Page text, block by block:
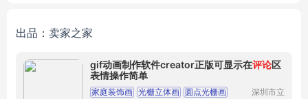
出品：卖家之家
gif动画制作软件creator正版可显示在评论区
表情操作简单
家庭装饰画 光栅立体画 圆点光栅画
深圳市立